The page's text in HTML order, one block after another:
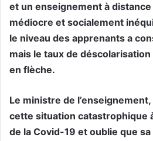
et un enseignement à
médiocre et socialement
le niveau des apprenants a
mais le taux de
en flèche.
Le ministre de
cette situation catastrophique
de la Covid-19 et oublie que